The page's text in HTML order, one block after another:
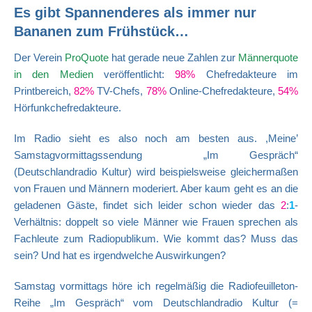
Es gibt Spannenderes als immer nur
Bananen zum Frühstück…
Der Verein ProQuote hat gerade neue Zahlen zur Männerquote
in den Medienveröffentlicht:98% Chefredakteure im
Printbereich,82% TV-Chefs, 78%Online-Chefredakteure,54%
Hörfunkchefredakteure.
Im Radio sieht es also noch am besten aus. ,Meine’
Samstagvormittagssendung „Im Gespräch“
(Deutschlandradio Kultur) wird beispielsweise gleichermaßen
von Frauen und Männern moderiert. Aber kaum geht es an die
geladenen Gäste, findet sich leider schon wieder das 2:1-
Verhältnis: doppelt so viele Männer wie Frauen sprechen als
Fachleute zum Radiopublikum. Wie kommt das? Muss das
sein? Und hat es irgendwelche Auswirkungen?
Samstag vormittags höre ich regelmäßig die Radiofeuilleton-
Reihe „Im Gespräch“ vom Deutschlandradio Kultur (=